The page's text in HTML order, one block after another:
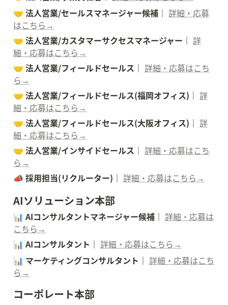
🤝 法人営業/セールスマネージャー候補｜ 詳細・応募
はこちら→
🤝 法人営業/カスタマーサクセスマネージャー｜ 詳
細・応募はこちら→
🤝 法人営業/フィールドセールス｜ 詳細・応募はこち
ら→
🤝 法人営業/フィールドセールス(福岡オフィス)｜ 詳
細・応募はこちら→
🤝 法人営業/フィールドセールス(大阪オフィス)｜ 詳
細・応募はこちら→
🤝 法人営業/インサイドセールス｜ 詳細・応募はこち
ら→
📣 採用担当(リクルーター)｜ 詳細・応募はこちら→
AIソリューション本部
📊 AIコンサルタントマネージャー候補｜ 詳細・応募は
こちら→
📊 AIコンサルタント｜ 詳細・応募はこちら→
📊 マーケティングコンサルタント｜ 詳細・応募はこち
ら→
コーポレート本部